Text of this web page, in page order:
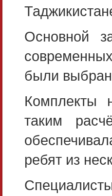
Основной
были
Комплекты
таким
ребят из